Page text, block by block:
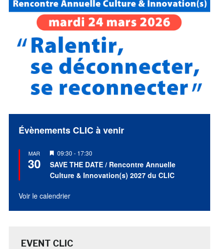
Évènements CLIC à venir
MAR
30
Mis
en
avant
09:30 - 17:30
SAVE THE DATE / Rencontre Annuelle
Culture & Innovation(s) 2027 du CLIC
Voir le calendrier
EVENT CLIC